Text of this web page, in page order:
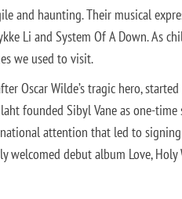
and haunting. Their musical
Li and System Of A Down. As
we used to visit.
Oscar Wilde’s tragic hero,
founded Sibyl Vane as one-
attention that led to
welcomed debut album Love,